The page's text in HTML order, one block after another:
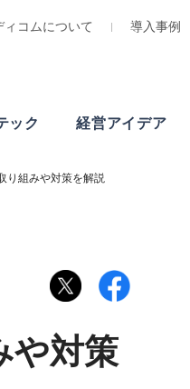
ック 経営アイデア
ィコムについて 導入事例
り組みや対策を解説
や対策